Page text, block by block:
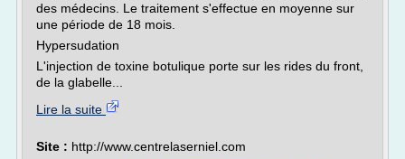
des médecins. Le traitement s'effectue en moyenne sur
une période de 18 mois.
Hypersudation
L'injection de toxine botulique porte sur les rides du front,
de la glabelle...
Lire la suite
Site : http://www.centrelaserniel.com